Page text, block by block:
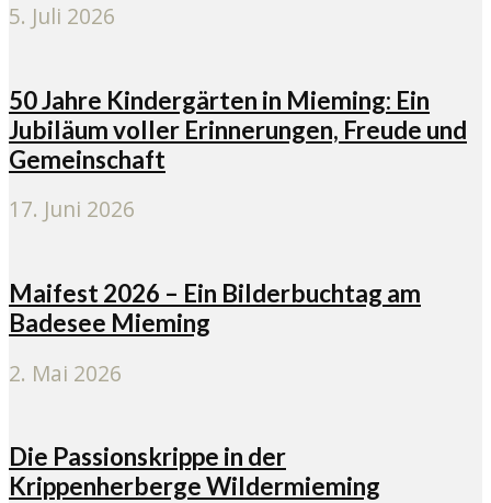
5. Juli 2026
50 Jahre Kindergärten in Mieming: Ein
Jubiläum voller Erinnerungen, Freude und
Gemeinschaft
17. Juni 2026
Maifest 2026 – Ein Bilderbuchtag am
Badesee Mieming
2. Mai 2026
Die Passionskrippe in der
Krippenherberge Wildermieming